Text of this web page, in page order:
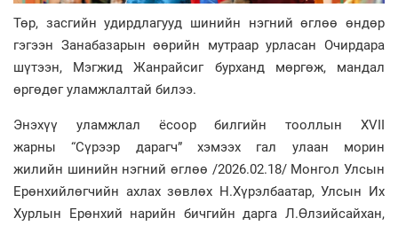
Төр, засгийн удирдлагууд шинийн нэгний өглөө өндөр
гэгээн Занабазарын өөрийн мутраар урласан Очирдара
шүтээн, Мэгжид Жанрайсиг бурханд мөргөж, мандал
өргөдөг уламжлалтай билээ.
Энэхүү уламжлал ёсоор билгийн тооллын XVII
жарны “Сүрээр дарагч” хэмээх гал улаан морин
жилийн шинийн нэгний өглөө /2026.02.18/ Монгол Улсын
Ерөнхийлөгчийн ахлах зөвлөх Н.Хүрэлбаатар, Улсын Их
Хурлын Ерөнхий нарийн бичгийн дарга Л.Өлзийсайхан,